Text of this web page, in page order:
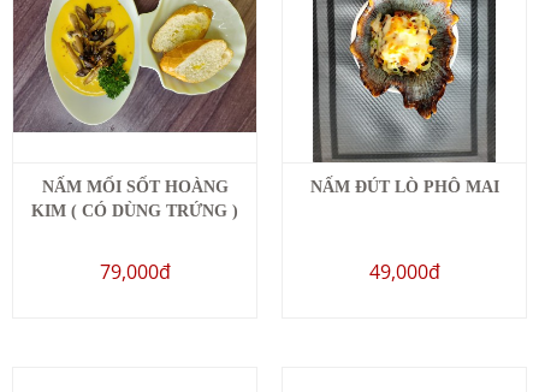
NẤM MỐI SỐT HOÀNG
KIM ( CÓ DÙNG TRỨNG )
79,000đ
NẤM ĐÚT LÒ PHÔ MAI
49,000đ